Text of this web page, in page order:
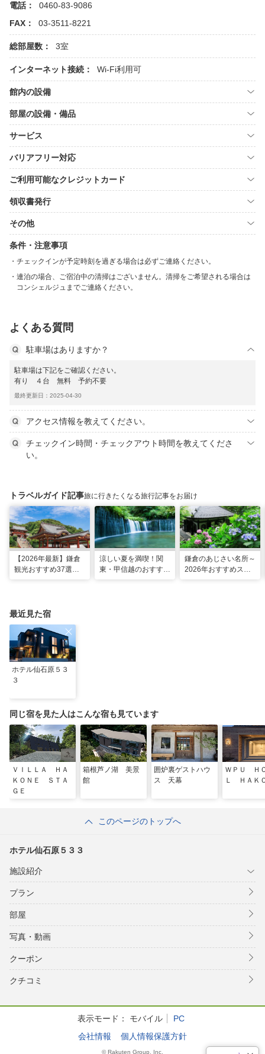
電話：
0460-83-9086
FAX：
03-3511-8221
総部屋数： 3室
インターネット接続： Wi-Fi利用可
館内の設備
部屋の設備・備品
サービス
バリアフリー対応
ご利用可能なクレジットカード
領収書発行
その他
条件・注意事項
チェックインが予定時刻を過ぎる場合は必ずご連絡ください。
連泊の場合、ご宿泊中の清掃はございません。清掃をご希望される場合は
コンシェルジュまでご連絡ください。
よくある質問
駐車場はありますか？
駐車場は下記をご確認ください。
有り ４台 無料 予約不要
最終更新日：2025-04-30
アクセス情報を教えてください。
チェックイン時間・チェックアウト時間を教えてくださ
い。
トラベルガイド記事旅に行きたくなる旅行記事をお届け
【2026年最新】鎌倉
観光おすすめ37選！
涼しい夏を満喫！関
東・甲信越のおすすめ
鎌倉のあじさい名所～
2026年おすすめスポ
最近見た宿
ホテル仙石原５３
３
同じ宿を見た人はこんな宿も見ています
ＶＩＬＬＡ ＨＡ
ＫＯＮＥ ＳＴＡ
ＧＥ
箱根芦ノ湖 美景
館
囲炉裏ゲストハウ
ス 天幕
ＷＰＵ Ｈ
Ｌ ＨＡＫ
このページのトップへ
ホテル仙石原５３３
施設紹介
プラン
部屋
写真・動画
クーポン
クチコミ
表示モード： モバイル
PC
会社情報
個人情報保護方針
© Rakuten Group, Inc.